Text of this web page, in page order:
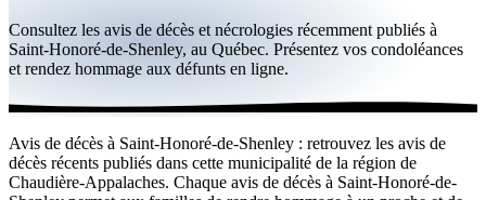
Québec
Canada
International
Par région
Consultez les avis de décès et nécrologies récemment publiés à
Saint-Honoré-de-Shenley, au Québec. Présentez vos condoléances
et rendez hommage aux défunts en ligne.
Avis de décès à Saint-Honoré-de-Shenley : retrouvez les avis de
décès récents publiés dans cette municipalité de la région de
Chaudière-Appalaches. Chaque avis de décès à Saint-Honoré-de-